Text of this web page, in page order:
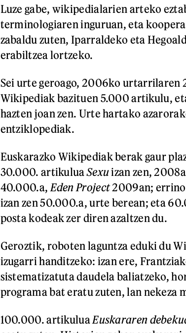
Luze gabe, wikipedialarien arteko
terminologiaren inguruan, eta
zabaldu zuten, Iparraldeko eta
erabiltzea lortzeko.
Sei urte geroago, 2006ko urtarrilaren
Wikipediak bazituen 5.000 artikulu,
hazten joan zen. Urte hartako
entziklopediak.
Euskarazko Wikipediak berak gaur
30.000. artikulua Sexuizan zen,
40.000.a, Eden Project2009an;
izan zen 50.000.a, urte berean; eta
posta kodeak zer diren azaltzen du.
Geroztik, roboten laguntza eduki du
izugarri handitzeko: izan ere,
sistematizatuta daudela baliatzeko,
programa bat eratu zuten, lan nekeza
100.000. artikulua Euskararen